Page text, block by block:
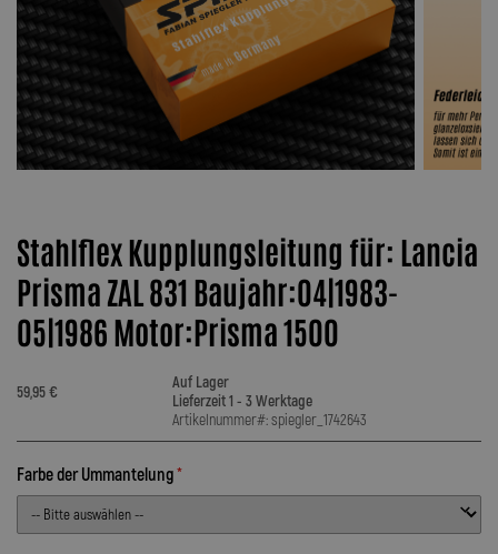
Stahlflex Kupplungsleitung für: Lancia
Prisma ZAL 831 Baujahr:04|1983-
05|1986 Motor:Prisma 1500
59,95 €
Auf Lager
Lieferzeit 1 - 3 Werktage
Artikelnummer#: spiegler_1742643
Farbe der Ummantelung